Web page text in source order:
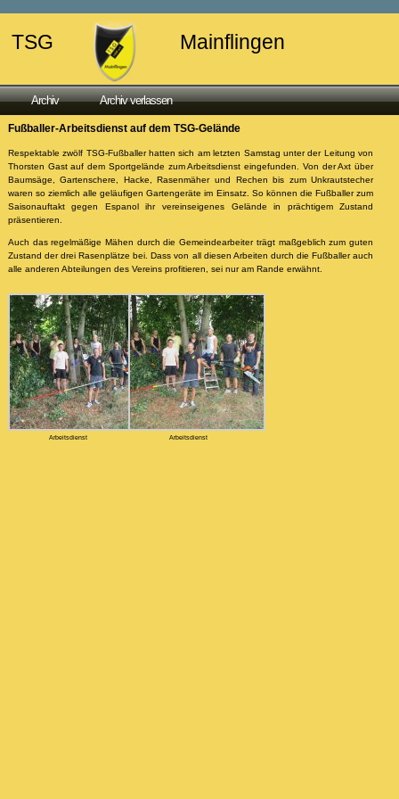
TSG Mainflingen
Archiv Archiv verlassen
Fußballer-Arbeitsdienst auf dem TSG-Gelände
Respektable zwölf TSG-Fußballer hatten sich am letzten Samstag unter der Leitung von
Thorsten Gast auf dem Sportgelände zum Arbeitsdienst eingefunden. Von der Axt über
Baumsäge, Gartenschere, Hacke, Rasenmäher und Rechen bis zum Unkrautstecher
waren so ziemlich alle geläufigen Gartengeräte im Einsatz. So können die Fußballer zum
Saisonauftakt gegen Espanol ihr vereinseigenes Gelände in prächtigem Zustand
präsentieren.
Auch das regelmäßige Mähen durch die Gemeindearbeiter trägt maßgeblich zum guten
Zustand der drei Rasenplätze bei. Dass von all diesen Arbeiten durch die Fußballer auch
alle anderen Abteilungen des Vereins profitieren, sei nur am Rande erwähnt.
Arbeitsdienst Arbeitsdienst